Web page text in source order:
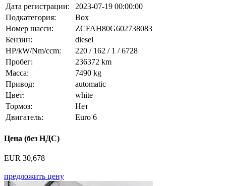
Дата регистрации:
2023-07-19 00:00:00
Подкатегория:
Box
Номер шасси:
ZCFAH80G602738083
Бензин:
diesel
HP/kW/Nm/ccm:
220 / 162 / 1 / 6728
Пробег:
236372 km
Масса:
7490 kg
Привод:
automatic
Цвет:
white
Тормоз:
Нет
Двигатель:
Euro 6
Цена (без НДС)
EUR 30,678
предложить цену